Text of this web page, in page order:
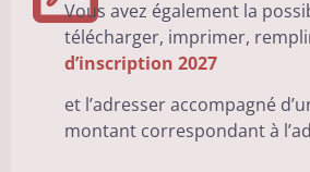
Vous avez également la
télécharger, imprimer,
d’inscription 2027
et l’adresser accompagné
montant correspondant à